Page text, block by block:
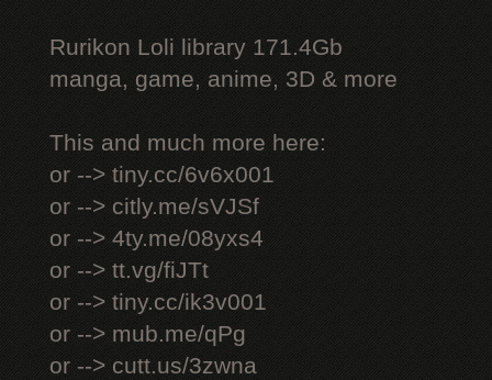
Rurikon Lоli library 171.4Gb
manga, game, anime, 3D & more
This and much more here:
or --> tiny.cc/6v6x001
or --> citly.me/sVJSf
or --> 4ty.me/08yxs4
or --> tt.vg/fiJTt
or --> tiny.cc/ik3v001
or --> mub.me/qPg
or --> cutt.us/3zwna